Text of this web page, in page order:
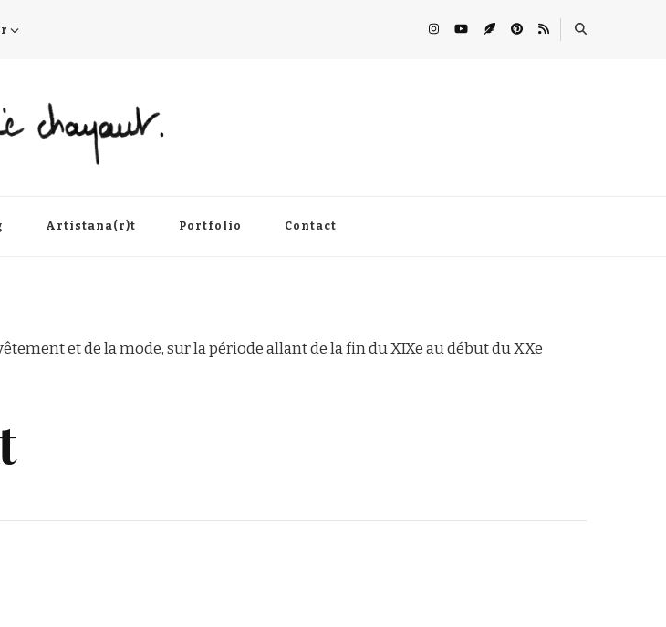
Artistana(r)t Portfolio Contact
et de la mode, sur la période allant de la fin du XIXe au début du XXe